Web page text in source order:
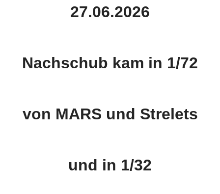
27.06.2026
Nachschub kam in 1/72
von MARS und Strelets
und in 1/32